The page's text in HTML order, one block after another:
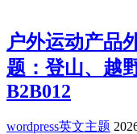
户外运动产品
题：登山、越
B2B012
wordpress英文主题